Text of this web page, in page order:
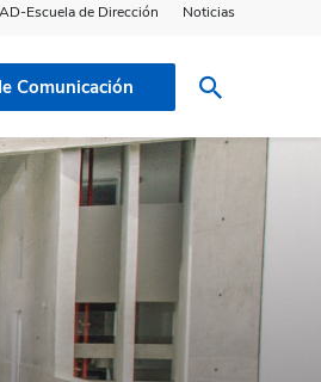
Escuela de Dirección Noticias
Comunicación